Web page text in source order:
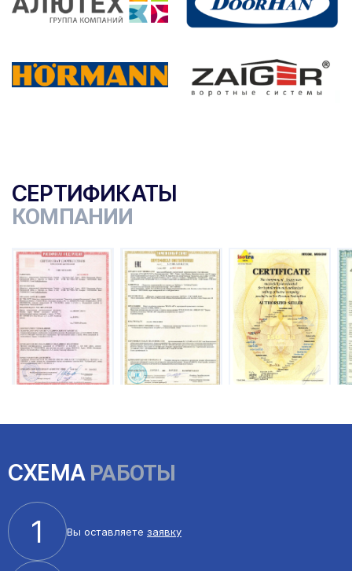
СЕРТИФИКАТЫ
КОМПАНИИ
СХЕМАРАБОТЫ
1 Вы оставляете заявку